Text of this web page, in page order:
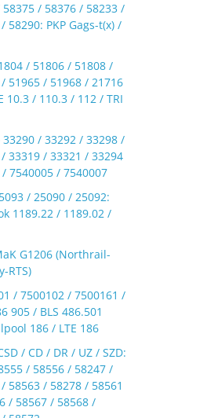
/ 58376 / 58233 /
58290: PKP Gags-t(x) /
/ 51806 / 51808 /
51965 / 51968 / 21716
10.3 / 110.3 / 112 / TRI
33290 / 33292 / 33298 /
33319 / 33321 / 33294
7540005 / 7540007
/ 25090 / 25092:
1189.22 / 1189.02 /
G1206 (Northrail-
RTS)
/ 7500102 / 7500161 /
905 / BLS 486.501
186 / LTE 186
/ CD / DR / UZ / SZD:
/ 58556 / 58247 /
58563 / 58278 / 58561
/ 58567 / 58568 /